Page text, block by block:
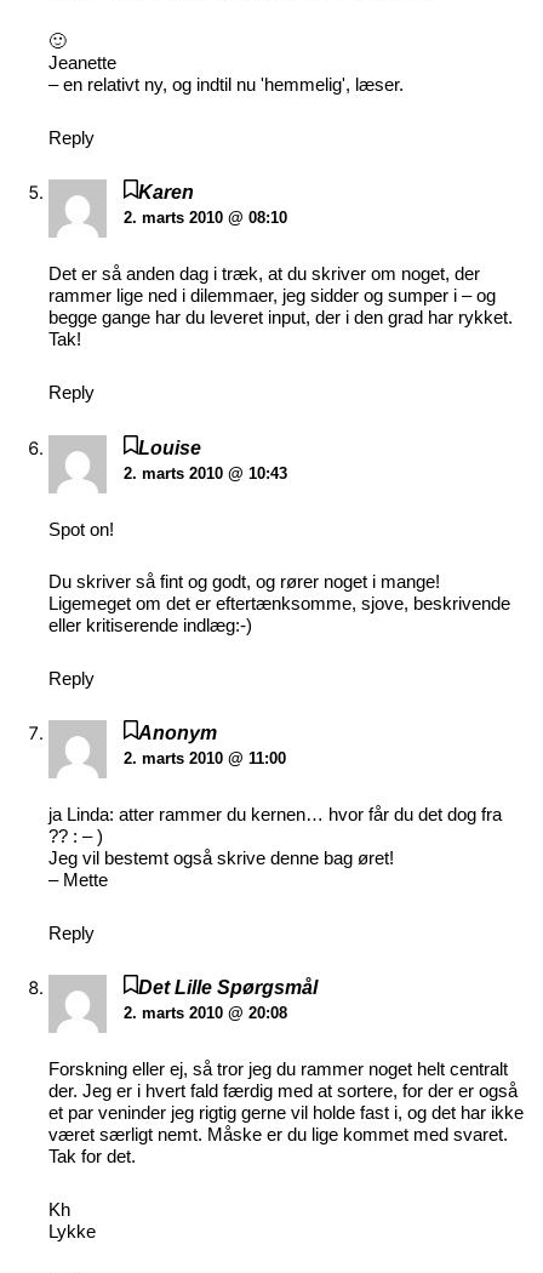
🙂
Jeanette
– en relativt ny, og indtil nu 'hemmelig', læser.
Reply
Karen
2. marts 2010 @ 08:10
Det er så anden dag i træk, at du skriver om noget, der
rammer lige ned i dilemmaer, jeg sidder og sumper i – og
begge gange har du leveret input, der i den grad har rykket.
Tak!
Reply
Louise
2. marts 2010 @ 10:43
Spot on!
Du skriver så fint og godt, og rører noget i mange!
Ligemeget om det er eftertænksomme, sjove, beskrivende
eller kritiserende indlæg:-)
Reply
Anonym
2. marts 2010 @ 11:00
ja Linda: atter rammer du kernen… hvor får du det dog fra
?? : – )
Jeg vil bestemt også skrive denne bag øret!
– Mette
Reply
Det Lille Spørgsmål
2. marts 2010 @ 20:08
Forskning eller ej, så tror jeg du rammer noget helt centralt
der. Jeg er i hvert fald færdig med at sortere, for der er også
et par veninder jeg rigtig gerne vil holde fast i, og det har ikke
været særligt nemt. Måske er du lige kommet med svaret.
Tak for det.
Kh
Lykke